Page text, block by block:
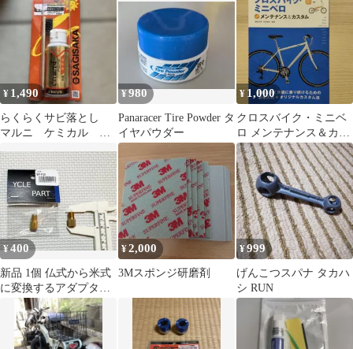
ス付き0
¥ 1,490
らくらくサビ落とし
マルニ ケミカル サ
き
¥980
Panaracer Tire Powder タ
イヤパウダー
¥ 1,000
クロスバイク・ミニベ
ロ メンテナンス＆カス
タム
¥400
新品 1個 仏式から米式
に変換するアダプター
BFP-FV20 自転車空気
¥2,000
3Mスポンジ研磨剤
¥999
げんこつスパナ タカハ
シ RUN